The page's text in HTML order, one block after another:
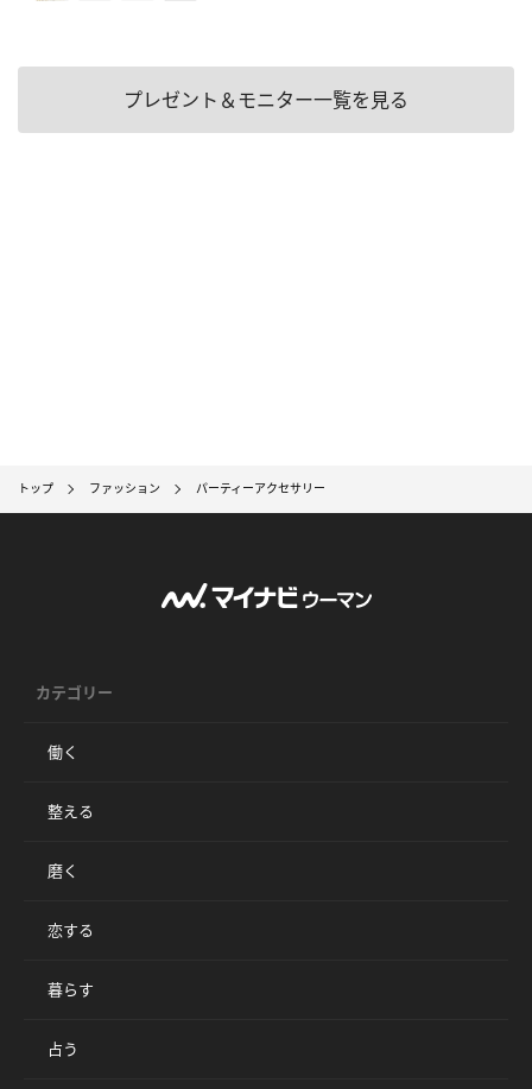
プレゼント＆モニター一覧を見る
トップ ファッション パーティーアクセサリー
カテゴリー
働く
整える
磨く
恋する
暮らす
占う